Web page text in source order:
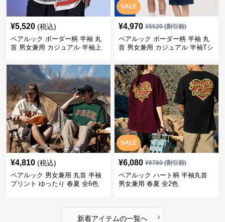
¥5,520 (税込)
ペアルック ボーダー柄 半袖 丸
首 男女兼用 カジュアル 半袖上
SALE
¥4,970 ¥5520(割引前)
ペアルック ボーダー柄 半袖 丸
首 男女兼用 カジュアル 半袖Tシ
¥4,810 (税込)
ペアルック 男女兼用 丸首 半袖
プリント ゆったり 春夏 全6色
SALE
¥6,080 ¥6760(割引前)
ペアルック ハート柄 半袖丸首
男女兼用 春夏 全2色
新着アイテムの一覧へ ›